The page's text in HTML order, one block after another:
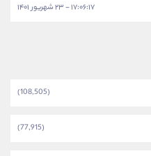
۱۷:۰۶:۱۷ - ۲۳ شهریور ۱۴۰۱
(108,505)
(77,915)